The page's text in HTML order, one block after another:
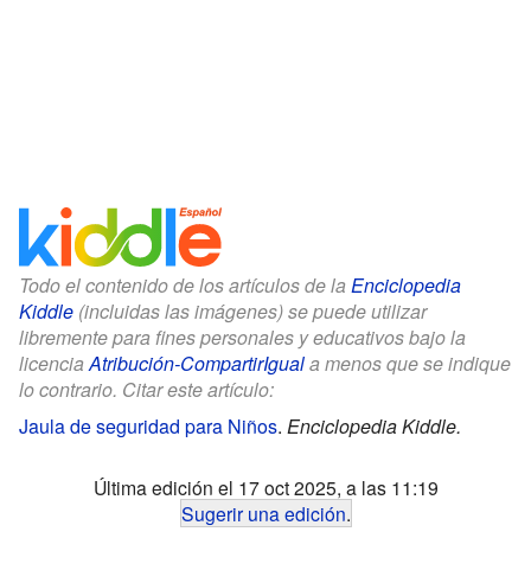
Todo el contenido de los artículos de la Enciclopedia
Kiddle (incluidas las imágenes) se puede utilizar
libremente para fines personales y educativos bajo la
licenciaAtribución-CompartirIguala menos que se indique
lo contrario. Citar este artículo:
Jaula de seguridad para Niños. Enciclopedia Kiddle.
Última edición el 17 oct 2025, a las 11:19
Sugerir una edición.